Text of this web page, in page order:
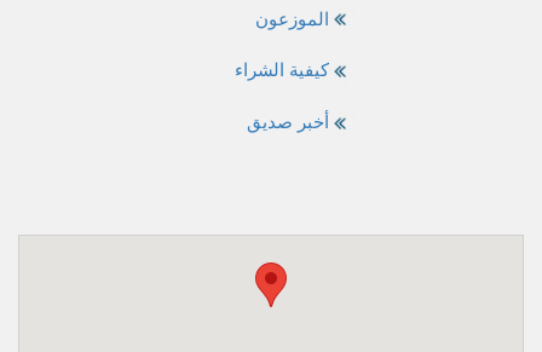
الموزعون
كيفية الشراء
أخبر صديق